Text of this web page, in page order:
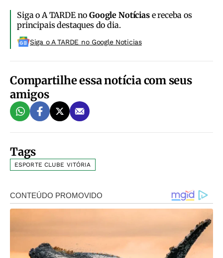
Siga o A TARDE noGoogle Notíciase receba os
principais destaques do dia.
Siga o A TARDE no Google Noticias
Compartilhe essa notícia com seus
amigos
Tags
ESPORTE CLUBE VITÓRIA